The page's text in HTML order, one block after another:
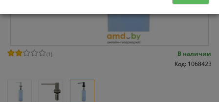
(1)
В наличии
Код: 1068423